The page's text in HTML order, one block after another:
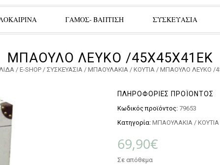
ΓΑΜΟΣ- ΒΑΠΤΙΣΗ ΣΥΣΚΕΥΑΣΙΑ
ΜΠΑΟΥΛΟ ΛΕΥΚΟ /45Χ45Χ41ΕΚ
/ E-SHOP / ΣΥΣΚΕΥΑΣΙΑ / ΜΠΑΟΥΛΑΚΙΑ / ΚΟΥΤΙΑ / ΜΠΑΟΥΛΟ ΛΕΥΚΟ /
ΠΛΗΡΟΦΟΡΊΕΣ ΠΡΟΪΌΝΤΟΣ
Κωδικός προϊόντος: 79653
Κατηγορία: ΜΠΑΟΥΛΑΚΙΑ / ΚΟΥΤΙΑ
69,90€
Σε απόθεμα